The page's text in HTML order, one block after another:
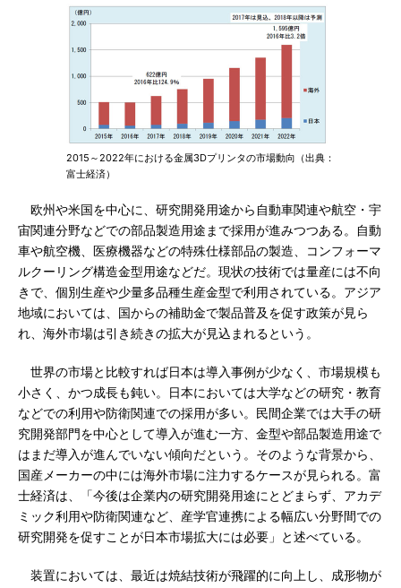
2015～2022年における金属3Dプリンタの市場動向（出典：
富士経済）
欧州や米国を中心に、研究開発用途から自動車関連や航空・宇
宙関連分野などでの部品製造用途まで採用が進みつつある。自動
車や航空機、医療機器などの特殊仕様部品の製造、コンフォーマ
ルクーリング構造金型用途などだ。現状の技術では量産には不向
きで、個別生産や少量多品種生産金型で利用されている。アジア
地域においては、国からの補助金で製品普及を促す政策が見ら
れ、海外市場は引き続きの拡大が見込まれるという。
世界の市場と比較すれば日本は導入事例が少なく、市場規模も
小さく、かつ成長も鈍い。日本においては大学などの研究・教育
などでの利用や防衛関連での採用が多い。民間企業では大手の研
究開発部門を中心として導入が進む一方、金型や部品製造用途で
はまだ導入が進んでいない傾向だという。そのような背景から、
国産メーカーの中には海外市場に注力するケースが見られる。富
士経済は、「今後は企業内の研究開発用途にとどまらず、アカデ
ミック利用や防衛関連など、産学官連携による幅広い分野間での
研究開発を促すことが日本市場拡大には必要」と述べている。
装置においては、最近は焼結技術が飛躍的に向上し、成形物が